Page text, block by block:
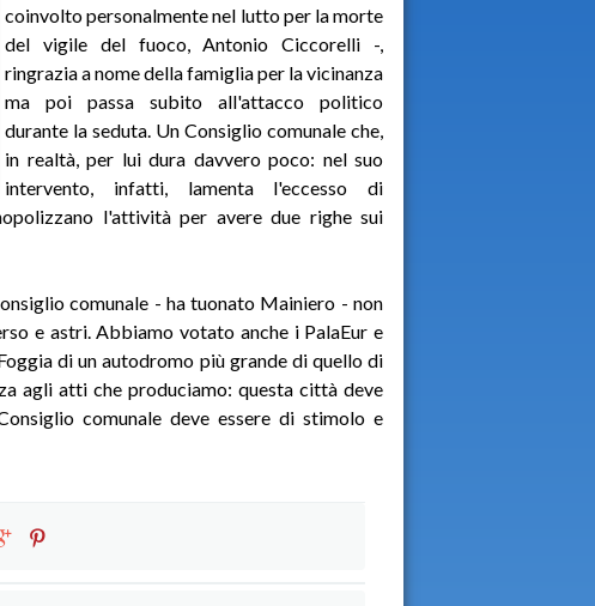
coinvolto personalmente nel lutto per la morte
del vigile del fuoco, Antonio Ciccorelli -,
ringrazia a nome della famiglia per la vicinanza
ma poi passa subito all'attacco politico
durante la seduta. Un Consiglio comunale che,
in realtà, per lui dura davvero poco: nel suo
intervento, infatti, lamenta l'eccesso di
l'attività per avere due righe sui
comunale - ha tuonato Mainiero - non
e astri. Abbiamo votato anche i PalaEur e
di un autodromo più grande di quello di
agli atti che produciamo: questa città deve
comunale deve essere di stimolo e